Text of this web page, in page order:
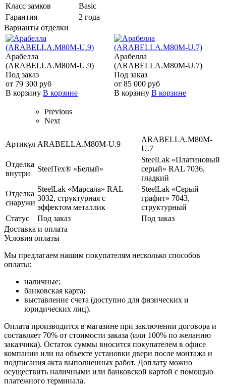
Класс замков
Basic
Гарантия
2 года
Варианты отделки
Арабелла
(ARABELLA.M80M-U.9)
Под заказ
от 79 300 руб
В корзину В корзине
Арабелла
(ARABELLA.M80M-U.7)
Под заказ
от 85 000 руб
В корзину В корзине
Previous
Next
Артикул ARABELLA.M80M-U.9
ARABELLA.M80M-
U.7
Отделка
внутри
SteelTex® «Белый»
SteelLak «Платиновый
серый» RAL 7036,
гладкий
Отделка
снаружи
SteelLаk «Марсала» RAL
3032, структурная с
эффектом металлик
SteelLak «Серый
графит» 7043,
структурный
Статус
Под заказ
Под заказ
Доставка и оплата
Условия оплаты
Мы предлагаем нашим покупателям несколько способов
оплаты:
наличные;
банковская карта;
выставление счета (доступно для физических и
юридических лиц).
Оплата производится в магазине при заключении договора и
составляет 70% от стоимости заказа (или 100% по желанию
заказчика). Остаток суммы вносится покупателем в офисе
компании или на объекте установки двери после монтажа и
подписания акта выполненных работ. Доплату можно
осуществить наличными или банковской картой с помощью
платежного терминала.